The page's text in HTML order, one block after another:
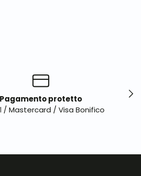
Pagamento protetto
/ Mastercard / Visa Bonifico